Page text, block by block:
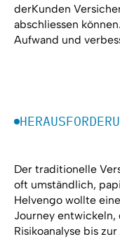
derKunden
abschliessen
Aufwand und
Der traditionelle
oft umständlich,
Helvengo wollte
Journey entwickeln,
Risikoanalyse bis